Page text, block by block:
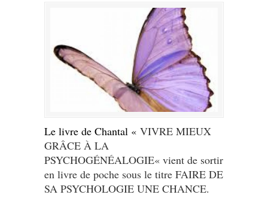
Le livre de Chantal « VIVRE MIEUX
GRÂCE À LA
PSYCHOGÉNÉALOGIE« vient de sortir
en livre de poche sous le titre FAIRE DE
SA PSYCHOLOGIE UNE CHANCE.